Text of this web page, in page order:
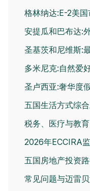
格林纳达:E-2美
安提瓜和巴布达:
圣基茨和尼维斯:
多米尼克:自然爱
圣卢西亚:奢华度
五国生活方式综
税务、医疗与教
2026年ECCIRA
五国房地产投资
常见问题与迈雷